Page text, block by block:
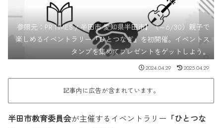
参照元：PR TIMES / 半田市 愛知県半田市】（～6/30）親子で
楽しめるイベントラリー『ひとつなぎ』を初開催。イベントス
タンプを集めてプレゼントをゲットしよう。
2024.04.29 2025.04.29
記事内に広告が含まれています。
半田市教育委員会が主催するイベントラリー 「ひとつな